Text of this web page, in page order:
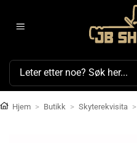
Søk
Hjem > Butikk > Skyterekvisita >